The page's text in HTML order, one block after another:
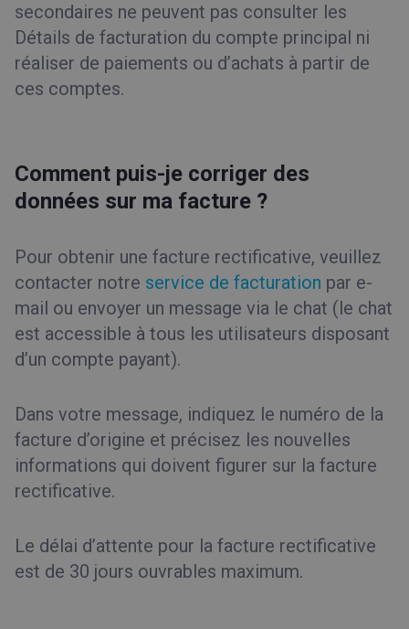
secondaires ne peuvent pas consulter les
Détails de facturation du compte principal ni
réaliser de paiements ou d’achats à partir de
ces comptes.
Comment puis-je corriger des
données sur ma facture ?
Pour obtenir une facture rectificative, veuillez
contacter notre service de facturation par e-
mail ou envoyer un message via le chat (le chat
est accessible à tous les utilisateurs disposant
d’un compte payant).
Dans votre message, indiquez le numéro de la
facture d’origine et précisez les nouvelles
informations qui doivent figurer sur la facture
rectificative.
Le délai d’attente pour la facture rectificative
est de 30 jours ouvrables maximum.